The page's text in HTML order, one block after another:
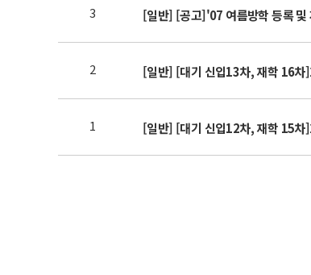
3 [일반] [공고]'07 여름방학 등록 및
2 [일반] [대기 신입13차, 재학 16차
1 [일반] [대기 신입12차, 재학 15차